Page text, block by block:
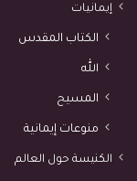
إيمانيات
الكتاب المقدس
الله
المسيح
منوعات إيمانية
الكنيسة حول العالم